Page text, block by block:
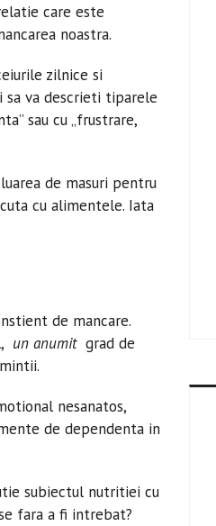
care este
noastra.
zilnice si
sa va descrieti tiparele
sau cu „frustrare,
de masuri pentru
cu alimentele. Iata
de mancare.
un anumitgrad de
nesanatos,
de dependenta in
subiectul nutritiei cu
fara a fi intrebat?